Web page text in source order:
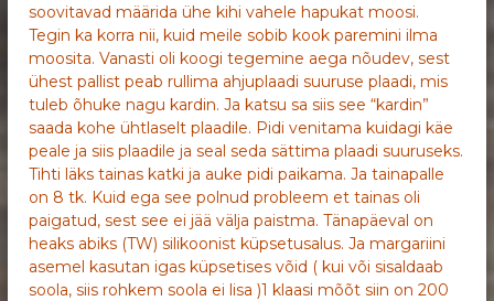
soovitavad määrida ühe kihi vahele hapukat moosi.
Tegin ka korra nii, kuid meile sobib kook paremini ilma
moosita. Vanasti oli koogi tegemine aega nõudev, sest
ühest pallist peab rullima ahjuplaadi suuruse plaadi, mis
tuleb õhuke nagu kardin. Ja katsu sa siis see “kardin”
saada kohe ühtlaselt plaadile. Pidi venitama kuidagi käe
peale ja siis plaadile ja seal seda sättima plaadi suuruseks.
Tihti läks tainas katki ja auke pidi paikama. Ja tainapalle
on 8 tk. Kuid ega see polnud probleem et tainas oli
paigatud, sest see ei jää välja paistma. Tänapäeval on
heaks abiks (TW) silikoonist küpsetusalus. Ja margariini
asemel kasutan igas küpsetises võid ( kui või sisaldaab
soola, siis rohkem soola ei lisa )1 klaasi mõõt siin on 200